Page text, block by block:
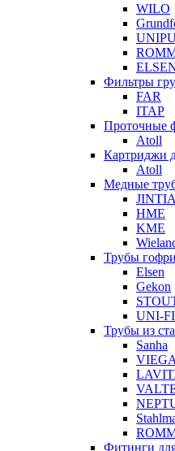
WILO
Фильтры
FAR
ITAP
Проточные
Atoll
Картриджи
Atoll
Медные
HME
KME
Трубы
Elsen
Gekon
UNI-
Трубы из
Sanha
VIEGA
Фитинги